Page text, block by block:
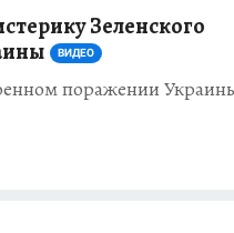
Зеленского
ВИДЕО
поражении